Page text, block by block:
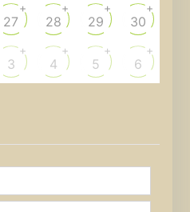
27
+
28
+
29
+
30
+
3
+
4
+
5
+
6
+